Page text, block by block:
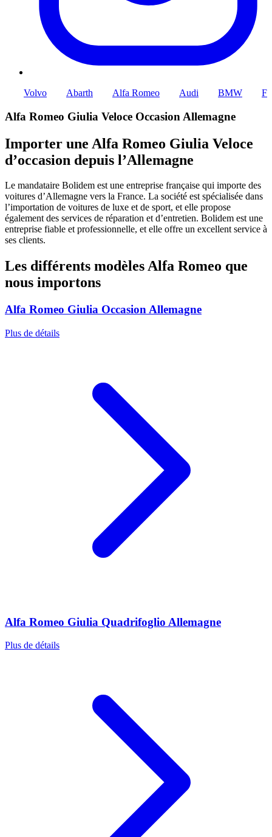
Abarth Alfa Romeo Audi BMW Ford
Alfa Romeo Giulia Veloce Occasion Allemagne
Importer une Alfa Romeo Giulia Veloce
d’occasion depuis l’Allemagne
Le mandataire Bolidem est une entreprise française qui importe des
voitures d’Allemagne vers la France. La société est spécialisée dans
l’importation de voitures de luxe et de sport, et elle propose
également des services de réparation et d’entretien. Bolidem est une
entreprise fiable et professionnelle, et elle offre un excellent service à
ses clients.
Les différents modèles Alfa Romeo que
nous importons
Alfa Romeo Giulia Occasion Allemagne
Plus de détails
Alfa Romeo Giulia Quadrifoglio Allemagne
Plus de détails